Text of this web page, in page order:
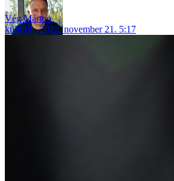
Vég Márton
külföld
2022. november 21. 5:17